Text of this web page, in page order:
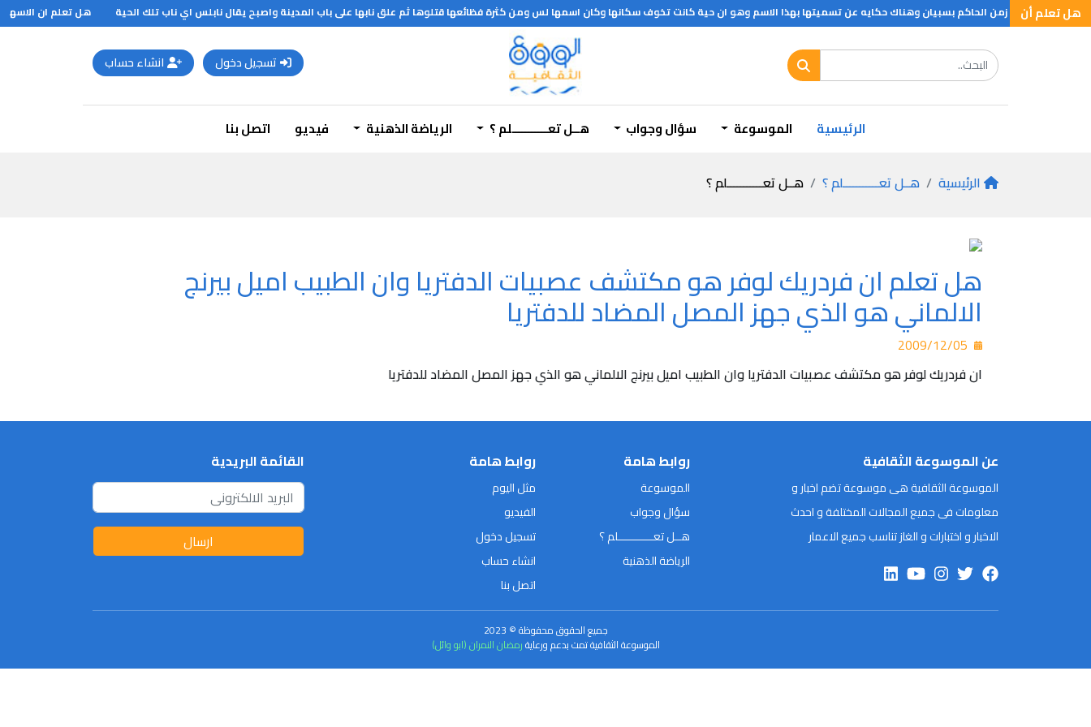
هل تعلم أن
نابلس بنيت زمن الحاكم بسبيان وهناك حكايه عن تسميتها بهذا الاسم وهو ان حية كانت تخوف سكانها وكان اسمها لس ومن كثرة فظائعها قتلوها ثم علق نابها على باب المدينة واصبح يقال نابلس اي ناب تلك الحية
هل تعلم ان
تسجيل دخول انشاء حساب
الرئيسية الموسوعة سؤال وجواب هــل تعـــــــــــلم ؟ الرياضة الذهنية فيديو اتصل بنا
الرئيسية هــل تعـــــــــــلم ؟ هــل تعـــــــــــلم ؟
هل تعلم ان فردريك لوفر هو مكتشف عصبيات الدفتريا وان الطبيب اميل بيرنج
الالماني هو الذي جهز المصل المضاد للدفتريا
ان فردريك لوفر هو مكتشف عصبيات الدفتريا وان الطبيب اميل بيرنج الالماني هو الذي جهز المصل المضاد للدفتريا
عن الموسوعة الثقافية
الموسوعة الثقافية هى موسوعة تضم اخبار و
معلومات فى جميع المجالات المختلفة و احدث
الاخبار و اختبارات و الغاز تناسب جميع الاعمار
روابط هامة
الموسوعة
سؤال وجواب
هــل تعـــــــــــلم ؟
الرياضة الذهنية
روابط هامة
مثل اليوم
الفيديو
تسجيل دخول
انشاء حساب
اتصل بنا
القائمة البريدية
ارسال
جميع الحقوق محفوظة © 2023
الموسوعة الثقافية تمت بدعم ورعايةرمضان النمران (ابو وائل)